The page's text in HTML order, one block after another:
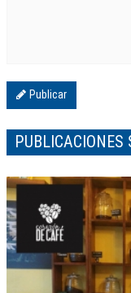
Publicar
PUBLICACIONES